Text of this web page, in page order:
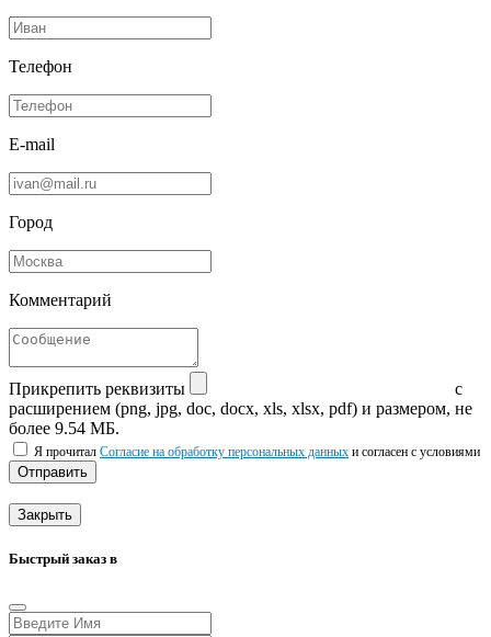
Телефон
E-mail
Город
Комментарий
Прикрепить реквизиты
с
расширением (png, jpg, doc, docx, xls, xlsx, pdf) и размером, не
более 9.54 МБ.
Я прочитал Согласие на обработку персональных данных и согласен с условиями
Отправить
Закрыть
Быстрый заказ в